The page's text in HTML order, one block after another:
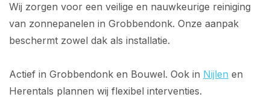
Wij zorgen voor een veilige en nauwkeurige reiniging
van zonnepanelen in Grobbendonk. Onze aanpak
beschermt zowel dak als installatie.
Actief in Grobbendonk en Bouwel. Ook in Nijlen en
Herentals plannen wij flexibel interventies.